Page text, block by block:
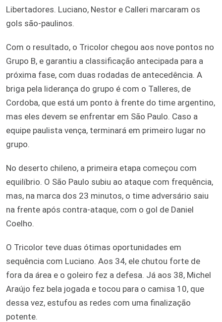
Libertadores. Luciano, Nestor e Calleri marcaram os
gols são-paulinos.
Com o resultado, o Tricolor chegou aos nove pontos no
Grupo B, e garantiu a classificação antecipada para a
próxima fase, com duas rodadas de antecedência. A
briga pela liderança do grupo é com o Talleres, de
Cordoba, que está um ponto à frente do time argentino,
mas eles devem se enfrentar em São Paulo. Caso a
equipe paulista vença, terminará em primeiro lugar no
grupo.
No deserto chileno, a primeira etapa começou com
equilíbrio. O São Paulo subiu ao ataque com frequência,
mas, na marca dos 23 minutos, o time adversário saiu
na frente após contra-ataque, com o gol de Daniel
Coelho.
O Tricolor teve duas ótimas oportunidades em
sequência com Luciano. Aos 34, ele chutou forte de
fora da área e o goleiro fez a defesa. Já aos 38, Michel
Araújo fez bela jogada e tocou para o camisa 10, que
dessa vez, estufou as redes com uma finalização
potente.